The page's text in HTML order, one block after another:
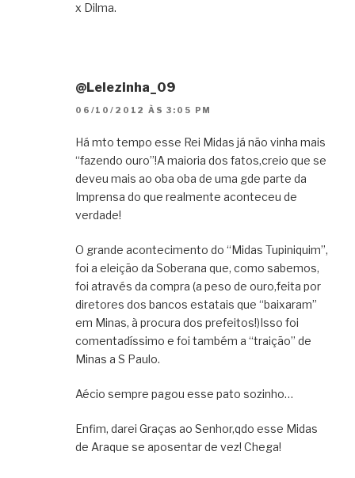
x Dilma.
@Lelezinha_09
06/10/2012 ÀS 3:05 PM
Há mto tempo esse Rei Midas já não vinha mais
“fazendo ouro”!A maioria dos fatos,creio que se
deveu mais ao oba oba de uma gde parte da
Imprensa do que realmente aconteceu de
verdade!
O grande acontecimento do “Midas Tupiniquim”,
foi a eleição da Soberana que, como sabemos,
foi através da compra (a peso de ouro,feita por
diretores dos bancos estatais que “baixaram”
em Minas, à procura dos prefeitos!)Isso foi
comentadíssimo e foi também a “traição” de
Minas a S Paulo.
Aécio sempre pagou esse pato sozinho…
Enfim, darei Graças ao Senhor,qdo esse Midas
de Araque se aposentar de vez! Chega!